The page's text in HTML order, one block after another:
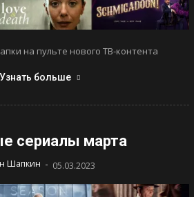
на пульте нового ТВ-контента
Узнать больше
сериалы марта
Шапкин - 05.03.2023